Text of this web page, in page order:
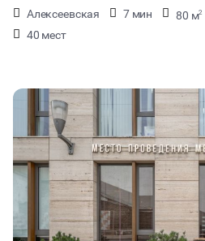
Алексеевская 7 мин 80 м2
40 мест